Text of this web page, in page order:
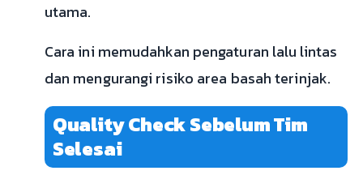
utama.
Cara ini memudahkan pengaturan lalu lintas
dan mengurangi risiko area basah terinjak.
Quality Check Sebelum Tim
Selesai